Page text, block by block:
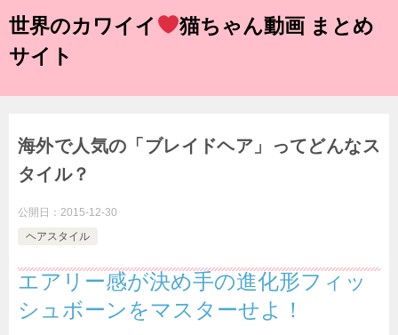
世界のカワイイ
猫ちゃん動画 まとめ
サイト
海外で人気の「ブレイドヘア」ってどんなス
タイル？
公開日： 2015-12-30
ヘアスタイル
エアリー感が決め手の進化形フィッ
シュボーンをマスターせよ！